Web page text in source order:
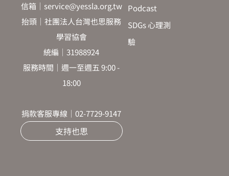
Podcast
SDGs 心理測
驗
信箱｜service@yessla.org.tw
抬頭｜社團法人台灣也思服務
學習協會
統編｜31988924
服務時間｜週一至週五 9:00 -
18:00
捐款客服專線｜02-7729-9147
支持也思